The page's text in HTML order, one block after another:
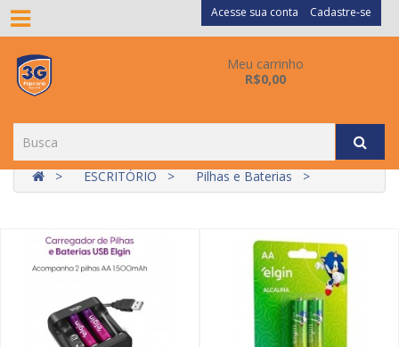
Acesse sua conta Cadastre-se
Meu carrinho
R$0,00
ESCRITÓRIO Pilhas e Baterias